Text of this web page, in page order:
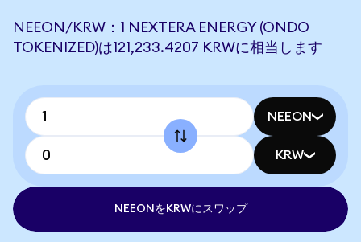
NEEON/KRW：1 NEXTERA ENERGY (ONDO
TOKENIZED)は121,233.4207 KRWに相当します
NEEON
KRW
NEEONをKRWにスワップ